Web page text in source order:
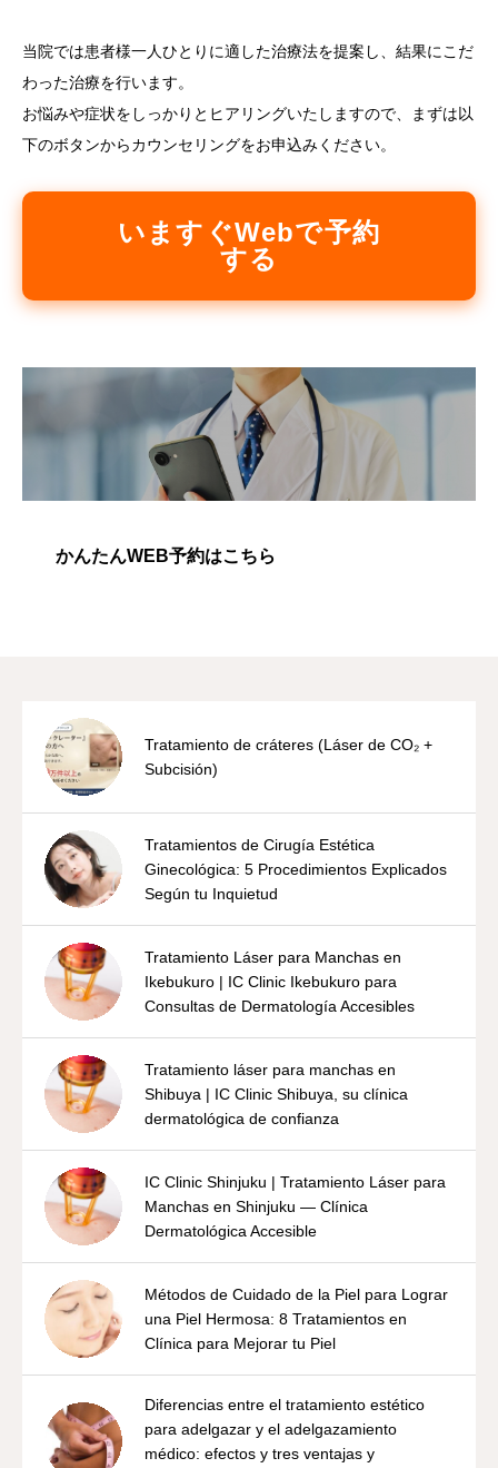
当院では患者様一人ひとりに適した治療法を提案し、結果にこだ
わった治療を行います。
お悩みや症状をしっかりとヒアリングいたしますので、まずは以
下のボタンからカウンセリングをお申込みください。
いますぐWebで予約
する
かんたんWEB予約はこちら
Tratamiento de cráteres (Láser de CO₂ +
Subcisión)
Tratamientos de Cirugía Estética
Ginecológica: 5 Procedimientos Explicados
Según tu Inquietud
Tratamiento Láser para Manchas en
Ikebukuro | IC Clinic Ikebukuro para
Consultas de Dermatología Accesibles
Tratamiento láser para manchas en
Shibuya | IC Clinic Shibuya, su clínica
dermatológica de confianza
IC Clinic Shinjuku | Tratamiento Láser para
Manchas en Shinjuku — Clínica
Dermatológica Accesible
Métodos de Cuidado de la Piel para Lograr
una Piel Hermosa: 8 Tratamientos en
Clínica para Mejorar tu Piel
Diferencias entre el tratamiento estético
para adelgazar y el adelgazamiento
médico: efectos y tres ventajas y